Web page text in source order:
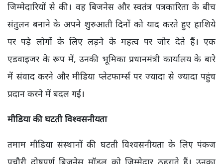
जिम्मेदारियों से की। वह बिजनेस और स्वतंत्र पत्रकारिता के बीच
संतुलन बनाने के अपने शुरुआती दिनों को याद करते हुए हाशिये
पर पड़े लोगों के लिए लड़ने के महत्व पर जोर देते हैं। एक
एडवाइजर के रूप में, उनकी भूमिका प्रधानमंत्री कार्यालय के बारे
में संवाद करने और मीडिया प्लेटफार्म्स पर ज्यादा से ज्यादा पहुंच
प्रदान करने में बदल गई।
मीडिया की घटती विश्वसनीयता
तमाम मीडिया संस्थानों की घटती विश्वसनीयता के लिए पंकज
पचौरी दोषपूर्ण बिजनेस मॉडल को जिम्मेदार ठहराते हैं। उनका